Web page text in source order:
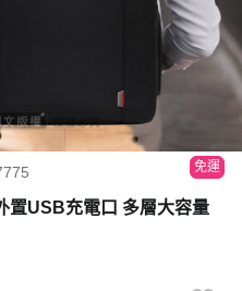
免運
置USB充電口 多層大容量